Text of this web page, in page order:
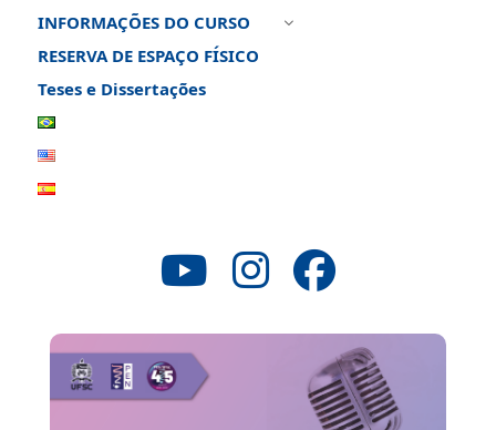
INFORMAÇÕES DO CURSO 3
RESERVA DE ESPAÇO FÍSICO
Teses e Dissertações